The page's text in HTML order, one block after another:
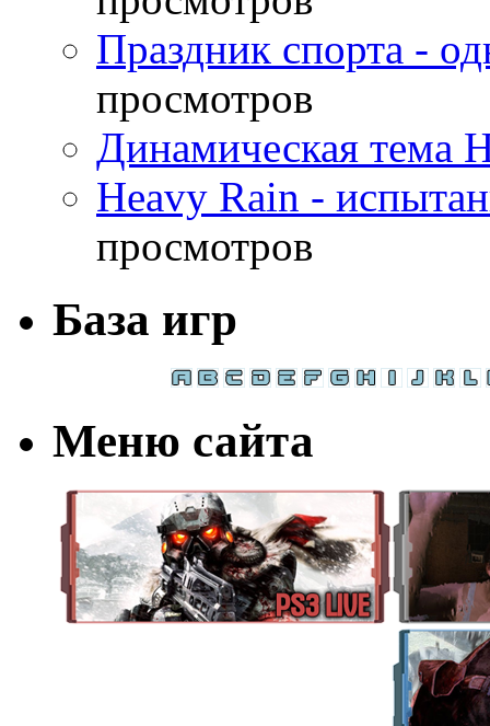
Праздник спорта -
просмотров
Динамическая тема
Heavy Rain -
просмотров
База игр
Меню сайта